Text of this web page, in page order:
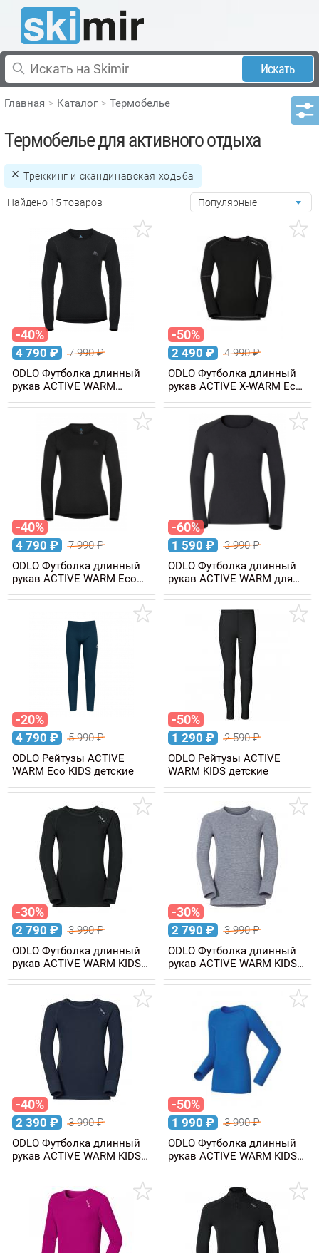
Искать
Главная Каталог Термобелье
Термобелье для активного отдыха
Треккинг и скандинавская ходьба
Найдено 15 товаров Популярные
-40%
4 790 ₽ 7 990₽
ODLO Футболка длинный
рукав ACTIVE WARM
женская
-50%
2 490 ₽ 4 990₽
ODLO Футболка длинный
рукав ACTIVE X-WARM Eco
KIDS детская
-40%
4 790 ₽ 7 990₽
ODLO Футболка длинный
рукав ACTIVE WARM Eco
женская
-60%
1 590 ₽ 3 990₽
ODLO Футболка длинный
рукав ACTIVE WARM для
девочек
-20%
4 790 ₽ 5 990₽
ODLO Рейтузы ACTIVE
WARM Eco KIDS детские
-50%
1 290 ₽ 2 590₽
ODLO Рейтузы ACTIVE
WARM KIDS детские
-30%
2 790 ₽ 3 990₽
ODLO Футболка длинный
рукав ACTIVE WARM KIDS
детская
-30%
2 790 ₽ 3 990₽
ODLO Футболка длинный
рукав ACTIVE WARM KIDS
детская
-40%
2 390 ₽ 3 990₽
ODLO Футболка длинный
рукав ACTIVE WARM KIDS
детская
-50%
1 990 ₽ 3 990₽
ODLO Футболка длинный
рукав ACTIVE WARM KIDS
детская